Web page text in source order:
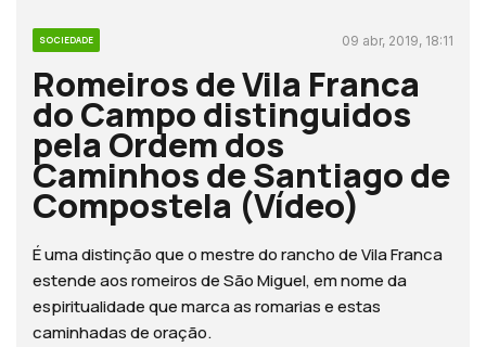
SOCIEDADE 09 abr, 2019, 18:11
Romeiros de Vila Franca
do Campo distinguidos
pela Ordem dos
Caminhos de Santiago de
Compostela (Vídeo)
É uma distinção que o mestre do rancho de Vila Franca
estende aos romeiros de São Miguel, em nome da
espiritualidade que marca as romarias e estas
caminhadas de oração.